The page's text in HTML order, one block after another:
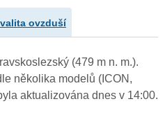
ovzduší
(479 m n. m.).
několika modelů (ICON,
aktualizována dnes v 14:00.